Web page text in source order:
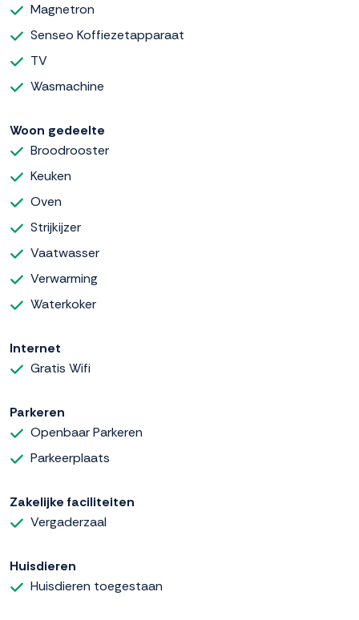
Magnetron
Senseo Koffiezetapparaat
TV
Wasmachine
Woon gedeelte
Broodrooster
Keuken
Oven
Strijkijzer
Vaatwasser
Verwarming
Waterkoker
Internet
Gratis Wifi
Parkeren
Openbaar Parkeren
Parkeerplaats
Zakelijke faciliteiten
Vergaderzaal
Huisdieren
Huisdieren toegestaan